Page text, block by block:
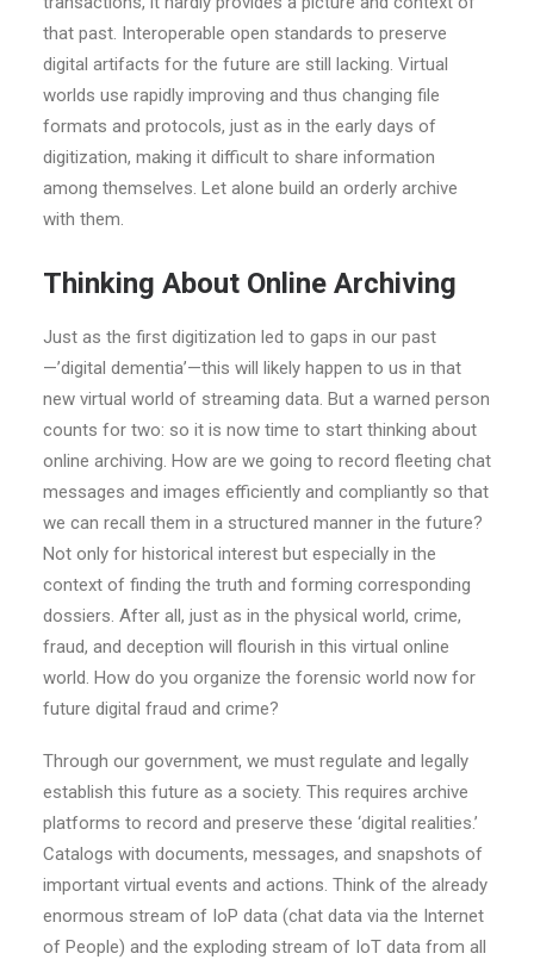
that past. Interoperable open standards to preserve
digital artifacts for the future are still lacking. Virtual
worlds use rapidly improving and thus changing file
formats and protocols, just as in the early days of
digitization, making it difficult to share information
among themselves. Let alone build an orderly archive
with them.
Thinking About Online Archiving
Just as the first digitization led to gaps in our past
—’digital dementia’—this will likely happen to us in that
new virtual world of streaming data. But a warned person
counts for two: so it is now time to start thinking about
online archiving. How are we going to record fleeting chat
messages and images efficiently and compliantly so that
we can recall them in a structured manner in the future?
Not only for historical interest but especially in the
context of finding the truth and forming corresponding
dossiers. After all, just as in the physical world, crime,
fraud, and deception will flourish in this virtual online
world. How do you organize the forensic world now for
future digital fraud and crime?
Through our government, we must regulate and legally
establish this future as a society. This requires archive
platforms to record and preserve these ‘digital realities.’
Catalogs with documents, messages, and snapshots of
important virtual events and actions. Think of the already
enormous stream of IoP data (chat data via the Internet
of People) and the exploding stream of IoT data from all